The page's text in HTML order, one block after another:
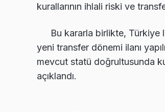
kurallarının ihlali riski ve
Bu kararla birlikte,
yeni transfer dönemi ilanı
mevcut statü doğrultusunda
açıklandı.